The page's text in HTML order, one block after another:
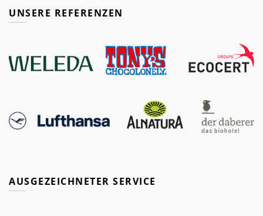
UNSERE REFERENZEN
AUSGEZEICHNETER SERVICE